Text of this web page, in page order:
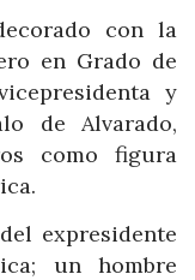
con la
en Grado de
y
de Alvarado,
como figura
expresidente
un hombre